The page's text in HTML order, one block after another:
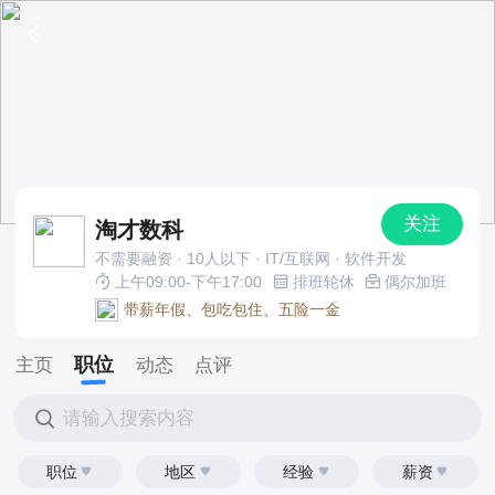
淘才数科 关注
不需要融资 · 10人以下 · IT/互联网 · 软件开发
上午09:00-下午17:00
排班轮休
偶尔加班
带薪年假、包吃包住、五险一金
主页 职位 动态 点评
请输入搜索内容
职位 地区 经验 薪资